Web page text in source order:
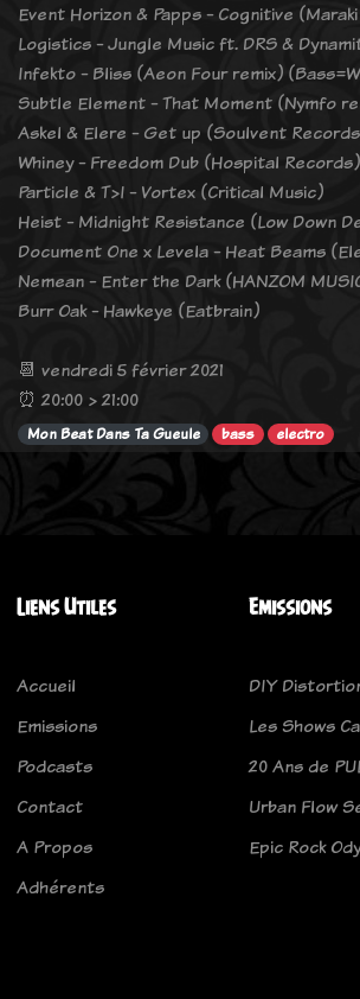
Event Horizon & Papps - Cognitive
Logistics - Jungle Music ft. DRS &
Infekto - Bliss (Aeon Four remix)
Subtle Element - That Moment (Nymfo
Askel & Elere - Get up (Soulvent
Whiney - Freedom Dub (Hospital Records)
Particle & T>I - Vortex (Critical Music)
Heist - Midnight Resistance (Low Down
Document One x Levela - Heat Beams
Nemean - Enter the Dark (HANZOM
Burr Oak - Hawkeye (Eatbrain)
📆 vendredi 5 février 2021
⏰ 20:00 > 21:00
Mon Beat Dans Ta Gueule bass electro
Liens Utiles
Accueil
Emissions
Podcasts
Contact
A Propos
Adhérents
Emissions
DIY
Les Shows
20 Ans de
Urban Flow
Epic Rock